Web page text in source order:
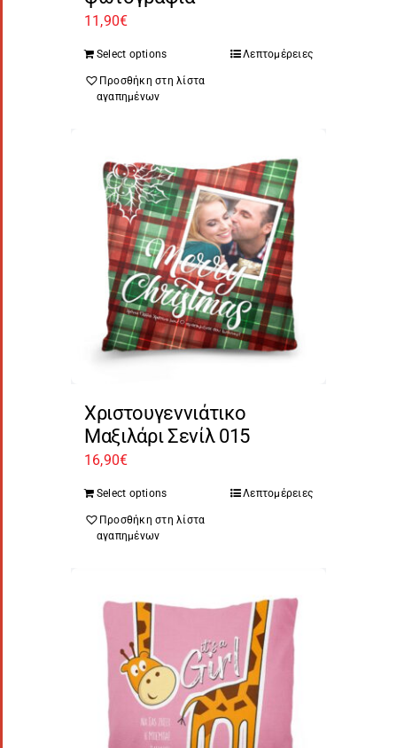
11,90€
Select options Λεπτομέρειες
Προσθήκη στη λίστα
αγαπημένων
Χριστουγεννιάτικο
Μαξιλάρι Σενίλ 015
16,90€
Select options Λεπτομέρειες
Προσθήκη στη λίστα
αγαπημένων